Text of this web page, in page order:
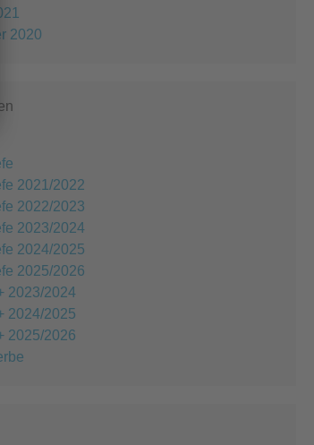
2020
2021/2022
2022/2023
2023/2024
2024/2025
2025/2026
2023/2024
2024/2025
2025/2026